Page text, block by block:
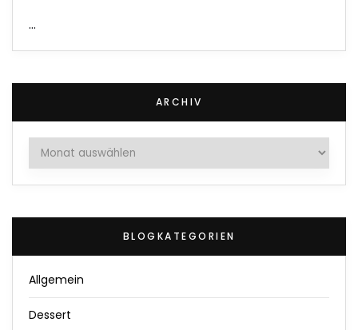
…
ARCHIV
Archiv
BLOGKATEGORIEN
Allgemein
Dessert